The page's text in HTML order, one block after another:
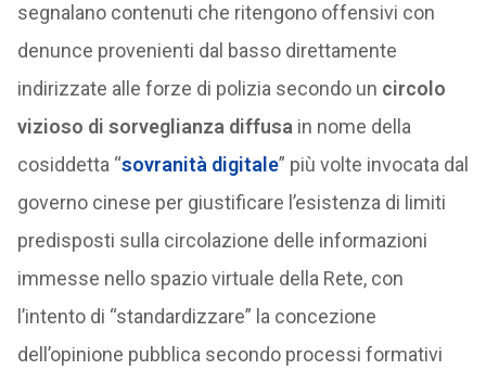
segnalano contenuti che ritengono offensivi con
denunce provenienti dal basso direttamente
indirizzate alle forze di polizia secondo un circolo
vizioso di sorveglianza diffusa in nome della
cosiddetta “sovranità digitale” più volte invocata dal
governo cinese per giustificare l’esistenza di limiti
predisposti sulla circolazione delle informazioni
immesse nello spazio virtuale della Rete, con
l’intento di “standardizzare” la concezione
dell’opinione pubblica secondo processi formativi